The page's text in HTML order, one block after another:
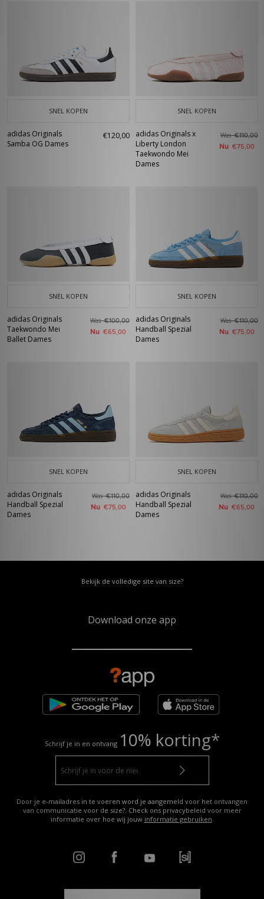
SNEL KOPEN
adidas Originals
Samba OG Dames
€120,00
SNEL KOPEN
adidas Originals x
Liberty London
Taekwondo Mei
Dames
Was€110,00
Nu €75,00
SNEL KOPEN
adidas Originals
Taekwondo Mei
Ballet Dames
Was€100,00
Nu €65,00
SNEL KOPEN
adidas Originals
Handball Spezial
Dames
Was€110,00
Nu €75,00
SNEL KOPEN
adidas Originals
Handball Spezial
Dames
Was€110,00
Nu €75,00
SNEL KOPEN
adidas Originals
Handball Spezial
Dames
Was€110,00
Nu €65,00
Bekijk de volledige site van size?
Download onze app
Schrijf je in en ontvang 10% korting*
Door je e-mailadres in te voeren word je aangemeld voor het ontvangen
van communicatie voor de size?. Check ons privacybeleid voor meer
informatie over hoe wij jouw informatie gebruiken.